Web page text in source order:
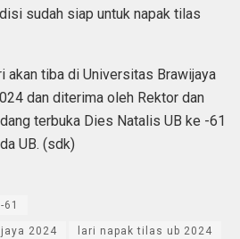
sudah siap untuk napak tilas
akan tiba di Universitas Brawijaya
dan diterima oleh Rektor dan
terbuka Dies Natalis UB ke -61
UB. (sdk)
2024 lari napak tilas ub 2024